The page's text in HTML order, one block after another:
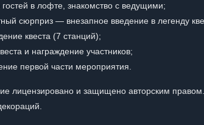
гостей в лофте, знакомство с ведущими;
сюрприз — внезапное введение в легенду
квеста (7 станций);
и награждение участников;
первой части мероприятия.
лицензировано и защищено авторским